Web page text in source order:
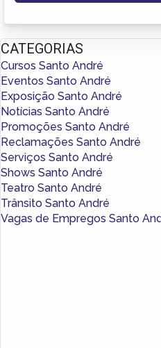
CATEGORIAS
Cursos Santo André
Eventos Santo André
Exposição Santo André
Notícias Santo André
Promoções Santo André
Reclamações Santo André
Serviços Santo André
Shows Santo André
Teatro Santo André
Trânsito Santo André
Vagas de Empregos Santo